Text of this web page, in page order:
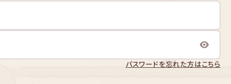
パスワードを忘れた方はこちら